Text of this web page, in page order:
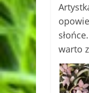
warto